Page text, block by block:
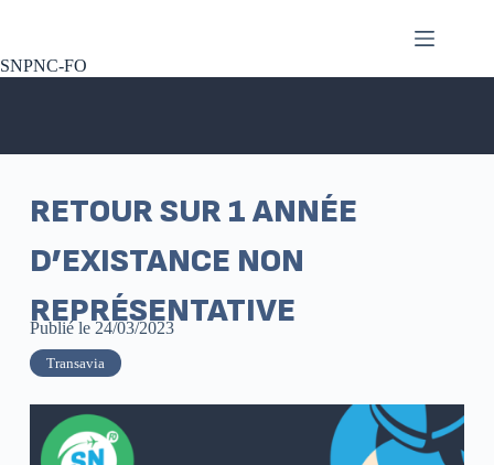
SNPNC-FO
RETOUR SUR 1 ANNÉE
D’EXISTANCE NON
REPRÉSENTATIVE
Publié le 24/03/2023
Transavia